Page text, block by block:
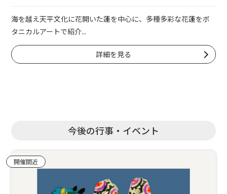
海を越え天平文化に花開いた蓮を中心に、多種多彩な花蓮をボ
タニカルアートで紹介...
詳細を見る
今後の行事・イベント
開催間近